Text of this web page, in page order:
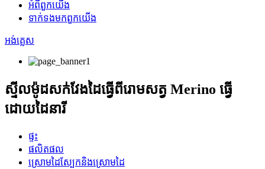
អំពី​ពួក​យើង
ទាក់ទង​មក​ពួក​យើង
អង់គ្លេស
ស្ទីលម៉ូដសក់វែងដៃធ្វើពីរោមសត្វ Merino ធ្វើ
ដោយដៃនារី
ផ្ទះ
ផលិតផល
ស្រោមដៃស្បែកនិងស្រោមដៃ